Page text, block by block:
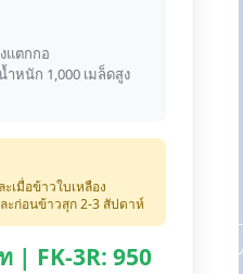
งแตกกอ
ำหนัก 1,000 เมล็ดสูง
เมื่อข้าวใบเหลือง
ละก่อนข้าวสุก 2-3 สัปดาห์
| FK-3R: 950